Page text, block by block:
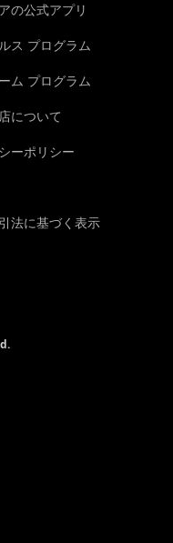
の公式アプリ
ス プログラム
ム プログラム
について
ーポリシー
法に基づく表示